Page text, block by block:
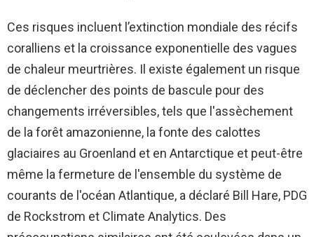
Ces risques incluent l’extinction mondiale des récifs
coralliens et la croissance exponentielle des vagues
de chaleur meurtrières. Il existe également un risque
de déclencher des points de bascule pour des
changements irréversibles, tels que l'assèchement
de la forêt amazonienne, la fonte des calottes
glaciaires au Groenland et en Antarctique et peut-être
même la fermeture de l'ensemble du système de
courants de l'océan Atlantique, a déclaré Bill Hare, PDG
de Rockstrom et Climate Analytics. Des